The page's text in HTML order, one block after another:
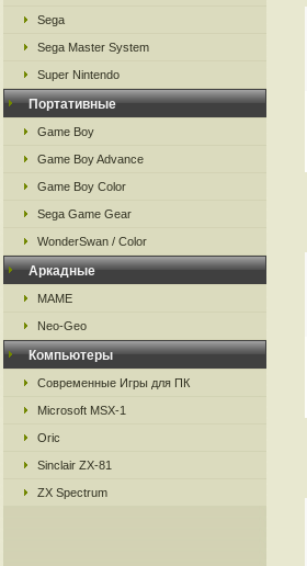
Sega
Sega Master System
Super Nintendo
Портативные
Game Boy
Game Boy Advance
Game Boy Color
Sega Game Gear
WonderSwan / Color
Аркадные
MAME
Neo-Geo
Компьютеры
Современные Игры для ПК
Microsoft MSX-1
Oric
Sinclair ZX-81
ZX Spectrum